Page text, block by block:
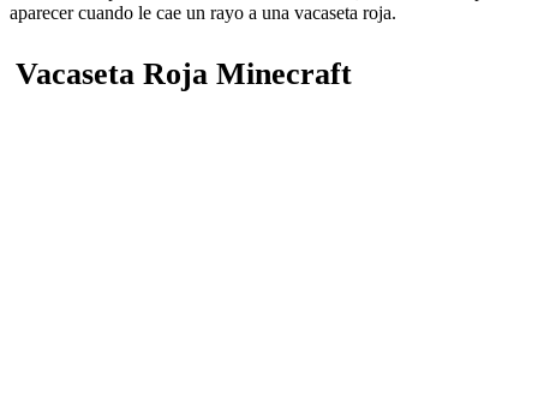
aparecer cuando le cae un rayo a una vacaseta roja.
Vacaseta Roja Minecraft